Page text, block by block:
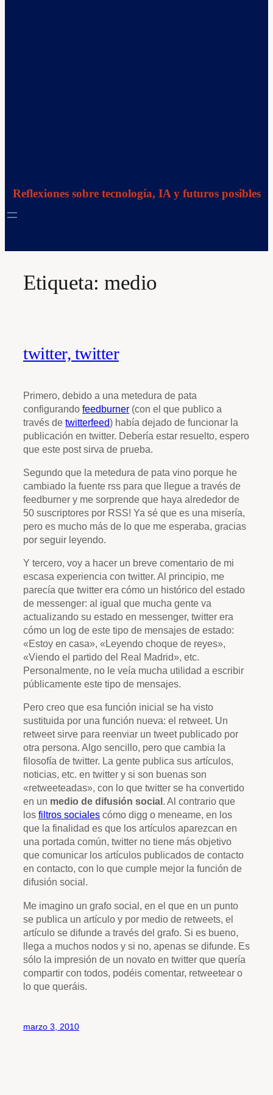
Reflexiones sobre tecnología, IA y futuros posibles
Etiqueta: medio
twitter, twitter
Primero, debido a una metedura de pata
configurando feedburner (con el que publico a
través de twitterfeed) había dejado de funcionar la
publicación en twitter. Debería estar resuelto, espero
que este post sirva de prueba.
Segundo que la metedura de pata vino porque he
cambiado la fuente rss para que llegue a través de
feedburner y me sorprende que haya alrededor de
50 suscriptores por RSS! Ya sé que es una misería,
pero es mucho más de lo que me esperaba, gracias
por seguir leyendo.
Y tercero, voy a hacer un breve comentario de mi
escasa experiencia con twitter. Al principio, me
parecía que twitter era cómo un histórico del estado
de messenger: al igual que mucha gente va
actualizando su estado en messenger, twitter era
cómo un log de este tipo de mensajes de estado:
«Estoy en casa», «Leyendo choque de reyes»,
«Viendo el partido del Real Madrid», etc.
Personalmente, no le veía mucha utilidad a escribir
públicamente este tipo de mensajes.
Pero creo que esa función inicial se ha visto
sustituida por una función nueva: el retweet. Un
retweet sirve para reenviar un tweet publicado por
otra persona. Algo sencillo, pero que cambia la
filosofía de twitter. La gente publica sus artículos,
noticias, etc. en twitter y si son buenas son
«retweeteadas», con lo que twitter se ha convertido
en un medio de difusión social . Al contrario que
los filtros sociales cómo digg o meneame, en los
que la finalidad es que los artículos aparezcan en
una portada común, twitter no tiene más objetivo
que comunicar los artículos publicados de contacto
en contacto, con lo que cumple mejor la función de
difusión social.
Me imagino un grafo social, en el que en un punto
se publica un artículo y por medio de retweets, el
artículo se difunde a través del grafo. Si es bueno,
llega a muchos nodos y si no, apenas se difunde. Es
sólo la impresión de un novato en twitter que quería
compartir con todos, podéis comentar, retweetear o
lo que queráis.
marzo 3, 2010